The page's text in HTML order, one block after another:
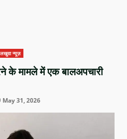
न्यूज़
के मामले में एक बालअपचारी
May 31, 2026